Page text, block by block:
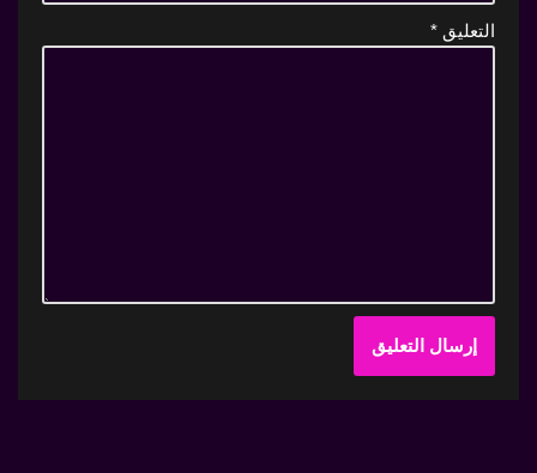
التعليق *